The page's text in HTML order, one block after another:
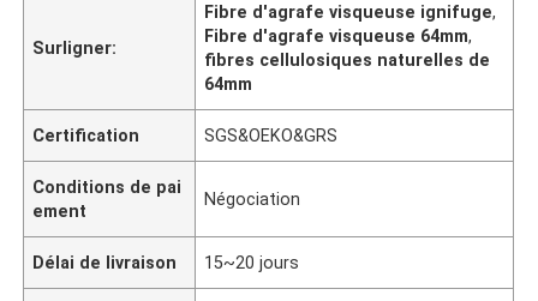
Surligner:
Fibre d'agrafe visqueuse ignifuge,
Fibre d'agrafe visqueuse 64mm,
fibres cellulosiques naturelles de
64mm
Certification SGS&OEKO&GRS
Conditions de pai
ement
Négociation
Délai de livraison 15~20 jours